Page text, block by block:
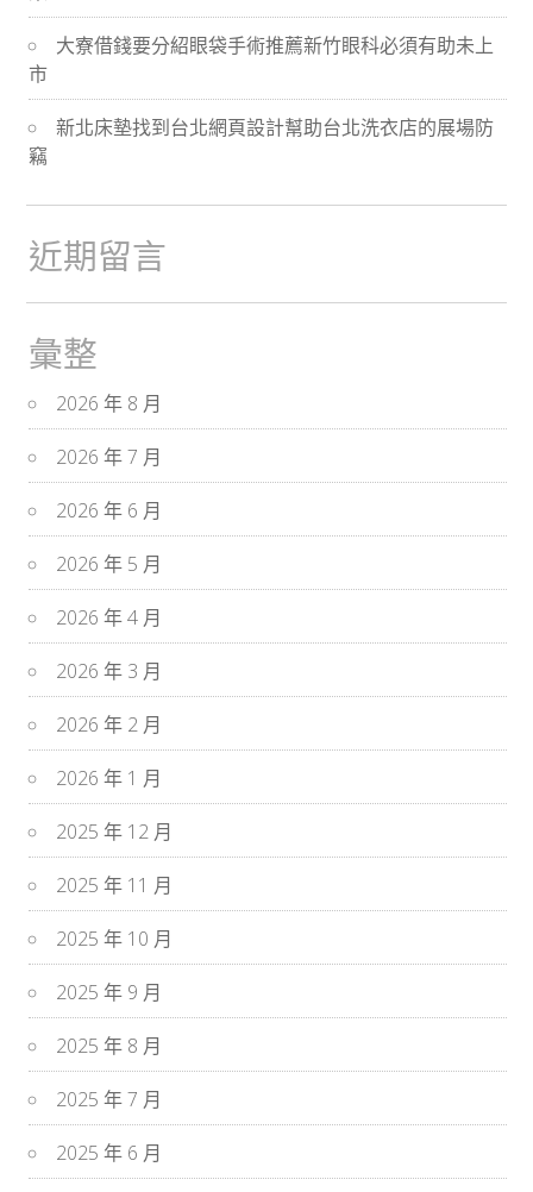
大寮借錢要分紹眼袋手術推薦新竹眼科必須有助未上
市
新北床墊找到台北網頁設計幫助台北洗衣店的展場防
竊
近期留言
彙整
2026 年 8 月
2026 年 7 月
2026 年 6 月
2026 年 5 月
2026 年 4 月
2026 年 3 月
2026 年 2 月
2026 年 1 月
2025 年 12 月
2025 年 11 月
2025 年 10 月
2025 年 9 月
2025 年 8 月
2025 年 7 月
2025 年 6 月